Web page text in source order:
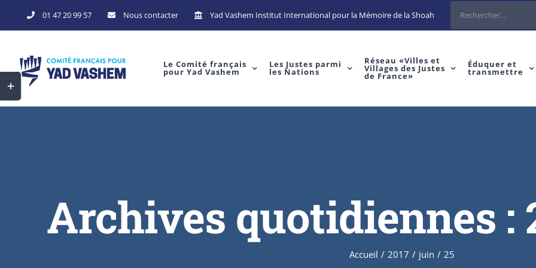
to
01 47 20 99 57 Nous contacter Yad Vashem Institut International pour la Mémoire de la Shoah Rechercher
Le Comité français
pour Yad Vashem
Les Justes parmi
les Nations
Réseau «Villes et
Villages des Justes
de France»
Éduquer et
transmettre
Archives quotidiennes :
Accueil / 2017 / juin / 25
Toggle
Sliding